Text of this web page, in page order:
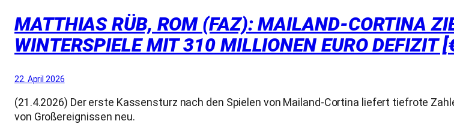
MATTHIAS RÜB, ROM (FAZ): MAILAND-CORTINA
WINTERSPIELE MIT 310 MILLIONEN EURO DEFIZIT
22. April 2026
(21.4.2026) Der erste Kassensturz nach den Spielen von Mailand-Cortina liefert tiefrote
von Großereignissen neu.